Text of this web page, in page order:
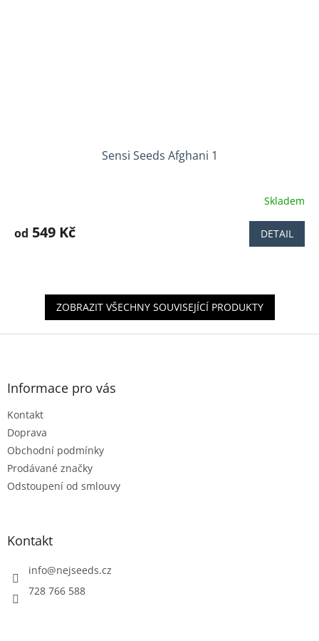
Sensi Seeds Afghani 1
produktu
hvězdiček.
Skladem
od 549 Kč DETAIL
ZOBRAZIT VŠECHNY SOUVISEJÍCÍ PRODUKTY
Z
Informace pro vás
Kontakt
Doprava
Obchodní podmínky
Prodávané značky
Odstoupení od smlouvy
Kontakt
info@nejseeds.cz
728 766 588